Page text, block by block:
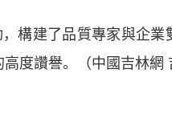
建了品質專家與企業
度讚譽。（中國吉林網